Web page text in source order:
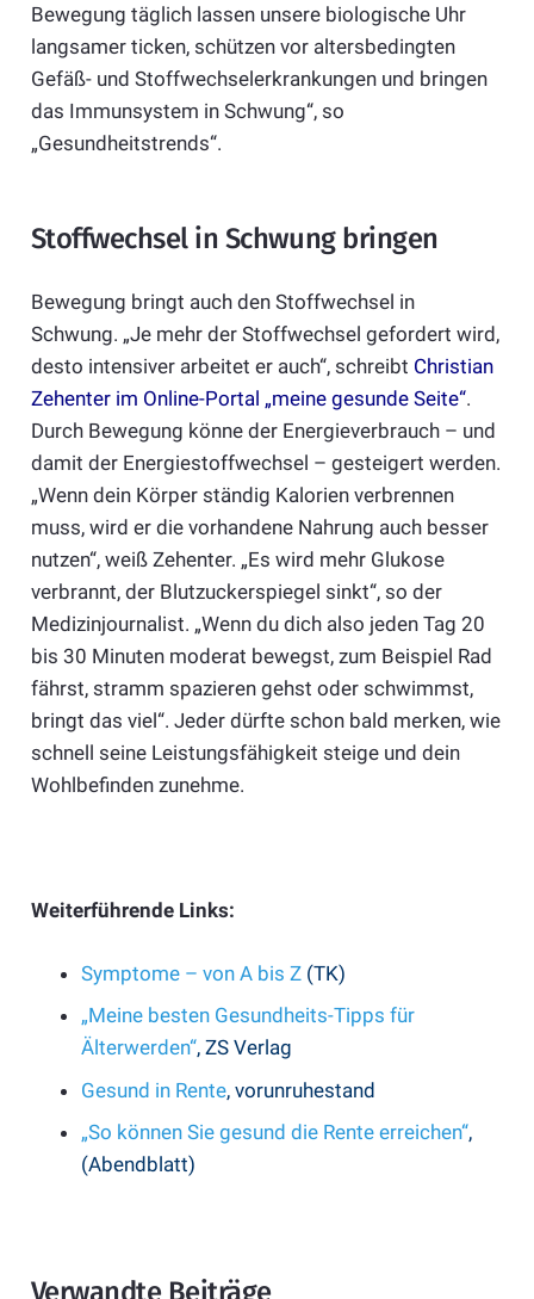
Bewegung täglich lassen unsere biologische Uhr
langsamer ticken, schützen vor altersbedingten
Gefäß- und Stoffwechselerkrankungen und bringen
das Immunsystem in Schwung“, so
„Gesundheitstrends“.
Stoffwechsel in Schwung bringen
Bewegung bringt auch den Stoffwechsel in
Schwung. „Je mehr der Stoffwechsel gefordert wird,
desto intensiver arbeitet er auch“, schreibt Christian
Zehenter im Online-Portal „meine gesunde Seite“.
Durch Bewegung könne der Energieverbrauch – und
damit der Energiestoffwechsel – gesteigert werden.
„Wenn dein Körper ständig Kalorien verbrennen
muss, wird er die vorhandene Nahrung auch besser
nutzen“, weiß Zehenter. „Es wird mehr Glukose
verbrannt, der Blutzuckerspiegel sinkt“, so der
Medizinjournalist. „Wenn du dich also jeden Tag 20
bis 30 Minuten moderat bewegst, zum Beispiel Rad
fährst, stramm spazieren gehst oder schwimmst,
bringt das viel“. Jeder dürfte schon bald merken, wie
schnell seine Leistungsfähigkeit steige und dein
Wohlbefinden zunehme.
Weiterführende Links:
Symptome – von A bis Z (TK)
„Meine besten Gesundheits-Tipps für
Älterwerden“, ZS Verlag
Gesund in Rente, vorunruhestand
„So können Sie gesund die Rente erreichen“,
(Abendblatt)
Verwandte Beiträge